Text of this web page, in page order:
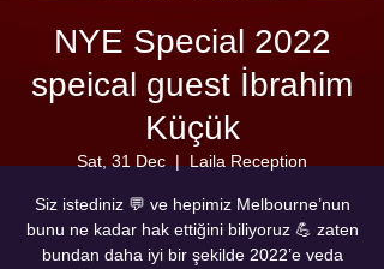
NYE Special 2022
speical guest İbrahim
Küçük
Sat, 31 Dec
  |
Laila Reception
Siz istediniz 💬 ve hepimiz Melbourne’nun
bunu ne kadar hak ettiğini biliyoruz 💪 zaten
bundan daha iyi bir şekilde 2022’e veda